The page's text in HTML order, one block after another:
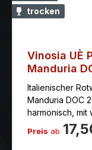
trocken
Vinosia UÈ
Manduria
Italienischer
Manduria DOC
harmonisch,
Tanninen. Am
schwarzen
Preis ab